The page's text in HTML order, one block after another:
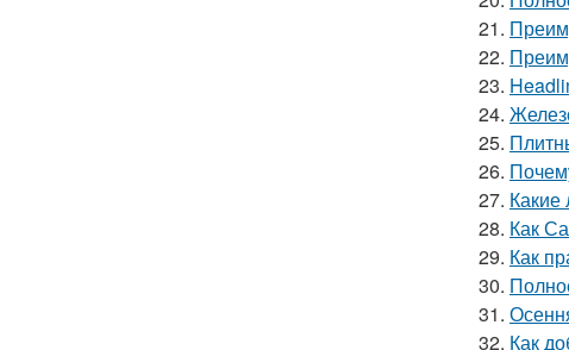
21.
22.
23.
24.
25.
26.
27. Какие
28. Как
29. Как
30.
31.
32. Как